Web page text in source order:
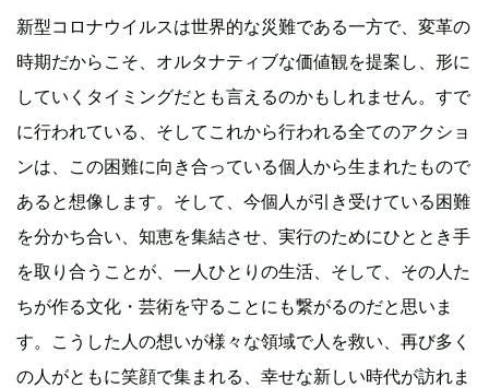
新型コロナウイルスは世界的な災難である一方で、変革の
時期だからこそ、オルタナティブな価値観を提案し、形に
していくタイミングだとも言えるのかもしれません。すで
に行われている、そしてこれから行われる全てのアクショ
ンは、この困難に向き合っている個人から生まれたもので
あると想像します。そして、今個人が引き受けている困難
を分かち合い、知恵を集結させ、実行のためにひととき手
を取り合うことが、一人ひとりの生活、そして、その人た
ちが作る文化・芸術を守ることにも繋がるのだと思いま
す。こうした人の想いが様々な領域で人を救い、再び多く
の人がともに笑顔で集まれる、幸せな新しい時代が訪れま